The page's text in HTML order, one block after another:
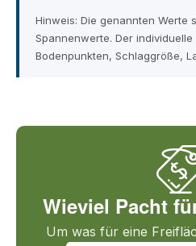
Hinweis: Die genannten Werte
Spannenwerte. Der
Bodenpunkten, Schlaggröße,
Wieviel Pacht
Um was für eine